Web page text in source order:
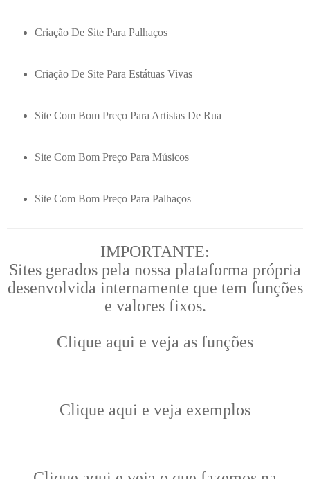
Criação De Site Para Palhaços
Criação De Site Para Estátuas Vivas
Site Com Bom Preço Para Artistas De Rua
Site Com Bom Preço Para Músicos
Site Com Bom Preço Para Palhaços
IMPORTANTE:
Sites gerados pela nossa plataforma própria
desenvolvida internamente que tem funções
e valores fixos.
Clique aqui e veja as funções
Clique aqui e veja exemplos